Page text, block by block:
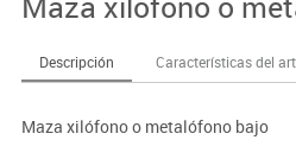
Descripción Características del
Maza xilófono o metalófono bajo